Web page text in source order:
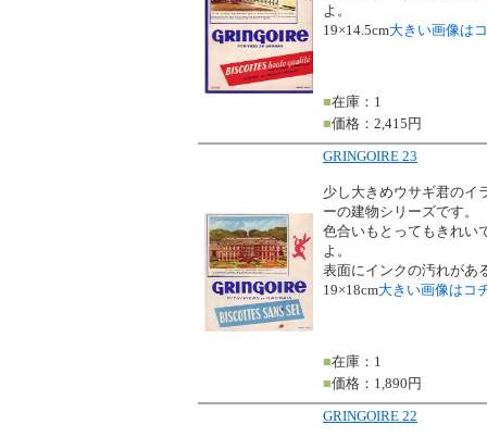
よ。
19×14.5cm大きい画像は
■在庫：1
■価格：2,415円
GRINGOIRE 23
少し大きめウサギ君のイ
ーの建物シリーズです。
色合いもとってもきれい
よ。
表面にインクの汚れがあ
19×18cm大きい画像はコ
■在庫：1
■価格：1,890円
GRINGOIRE 22